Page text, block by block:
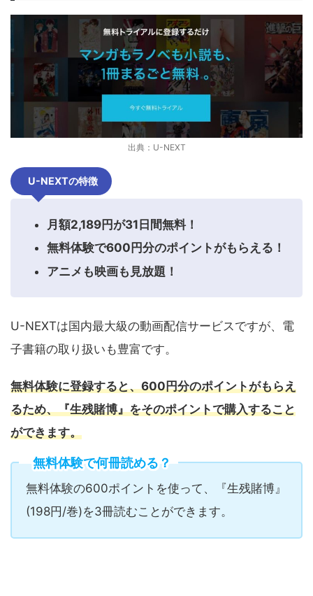
出典：U-NEXT
U-NEXTの特徴
月額2,189円が31日間無料！
無料体験で600円分のポイントがもらえる！
アニメも映画も見放題！
U-NEXTは国内最大級の動画配信サービスですが、電
子書籍の取り扱いも豊富です。
無料体験に登録すると、600円分のポイントがもらえ
るため、『生残賭博』をそのポイントで購入すること
ができます。
無料体験で何冊読める？
無料体験の600ポイントを使って、『生残賭博』
(198円/巻)を3冊読むことができます。